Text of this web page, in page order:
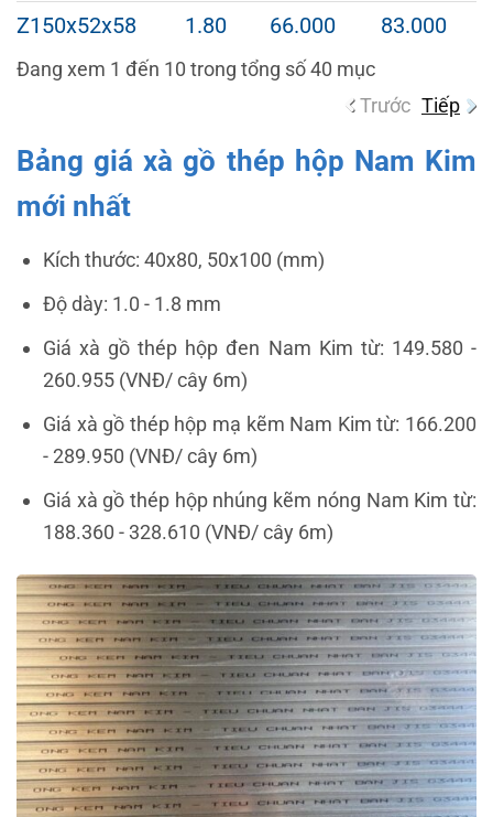
Z150x52x58
1.80 66.000 83.000
Đang xem 1 đến 10 trong tổng số 40 mục
Trước Tiếp
Bảng giá xà gồ thép hộp Nam Kim
mới nhất
Kích thước: 40x80, 50x100 (mm)
Độ dày: 1.0 - 1.8 mm
Giá xà gồ thép hộp đen Nam Kim từ: 149.580 -
260.955 (VNĐ/ cây 6m)
Giá xà gồ thép hộp mạ kẽm Nam Kim từ: 166.200
- 289.950 (VNĐ/ cây 6m)
Giá xà gồ thép hộp nhúng kẽm nóng Nam Kim từ:
188.360 - 328.610 (VNĐ/ cây 6m)